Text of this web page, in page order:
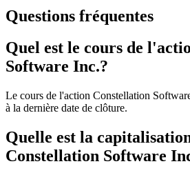
Questions fréquentes
Quel est le cours de
Software Inc.?
Le cours de l'action Constellation
à la dernière date de clôture.
Quelle est la
Constellation Software